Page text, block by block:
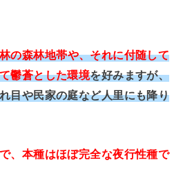
の森林地帯や、それに付随して
鬱蒼とした環境を好みますが、
目や民家の庭など人里にも降り
、本種はほぼ完全な夜行性種で